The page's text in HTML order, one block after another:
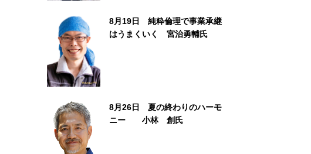
8月19日 純粋倫理で事業承継
はうまくいく 宮治勇輔氏
8月26日 夏の終わりのハーモ
ニー 小林 創氏